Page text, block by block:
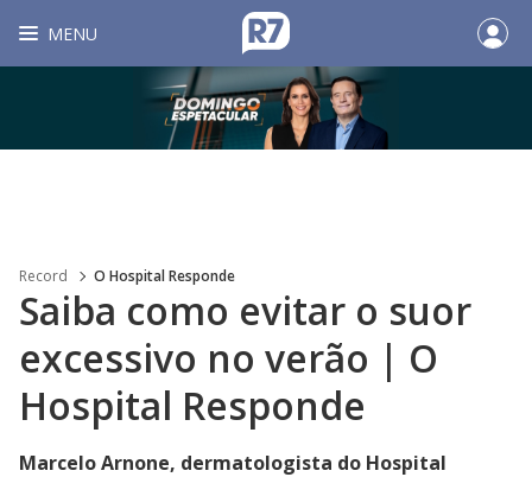
MENU
Record O Hospital Responde
Saiba como evitar o suor
excessivo no verão | O
Hospital Responde
Marcelo Arnone, dermatologista do Hospital